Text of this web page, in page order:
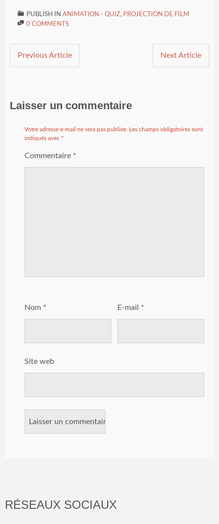
 PUBLISH INANIMATION - QUIZ, PROJECTION DE FILM
 0 COMMENTS
Previous Article Next Article
Laisser un commentaire
Votre adresse e-mail ne sera pas publiée. Les champs obligatoires sont
indiqués avec *
Commentaire *
Nom * E-mail *
Site web
RÉSEAUX SOCIAUX